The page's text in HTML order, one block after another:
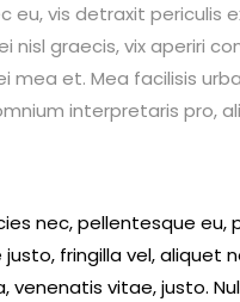
vis detraxit periculis
nisl graecis, vix aperiri
mea et. Mea facilisis
interpretaris pro,
nec, pellentesque
fringilla vel, aliquet
venenatis vitae, justo.